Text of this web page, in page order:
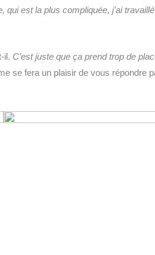
qui est la plus com­pli­quée, j’ai tra­vaillé
il. C’est juste que ça prend trop de
se fera un plai­sir de vous répondre